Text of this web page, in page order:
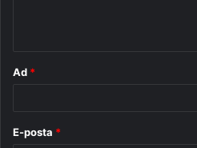
Ad *
E-posta *